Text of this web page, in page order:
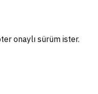
onaylı sürüm ister.